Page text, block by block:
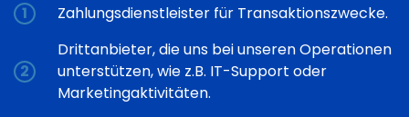
Zahlungsdienstleister für Transaktionszwecke.
Drittanbieter, die uns bei unseren Operationen
unterstützen, wie z.B. IT-Support oder
Marketingaktivitäten.